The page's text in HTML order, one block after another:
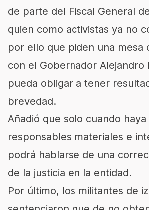
de parte del Fiscal General
quien como activistas ya no
por ello que piden una mesa
con el Gobernador Alejandro
pueda obligar a tener
brevedad.
Añadió que solo cuando
responsables materiales e
podrá hablarse de una
de la justicia en la entidad.
Por último, los militantes de